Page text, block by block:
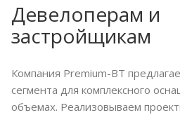
Девелоперам и
застройщикам
Компания Premium-BT
сегмента для комплексного
объемах. Реализовываем